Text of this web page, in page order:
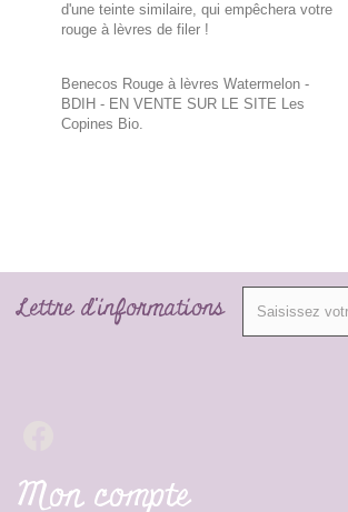
d'une teinte similaire, qui empêchera votre
rouge à lèvres de filer !
Benecos Rouge à lèvres Watermelon -
BDIH - EN VENTE SUR LE SITE Les
Copines Bio.
Lettre d'informations
Mon compte